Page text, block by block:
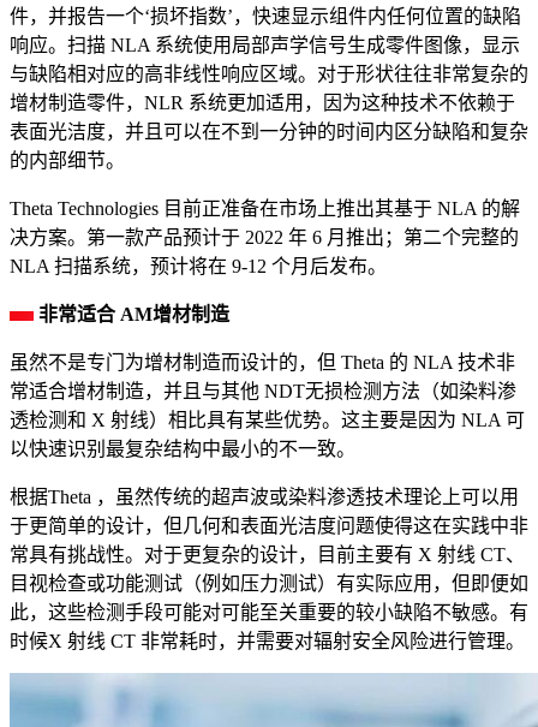
件，并报告一个‘损坏指数’，快速显示组件内任何位置的缺陷
响应。扫描 NLA 系统使用局部声学信号生成零件图像，显示
与缺陷相对应的高非线性响应区域。对于形状往往非常复杂的
增材制造零件，NLR 系统更加适用，因为这种技术不依赖于
表面光洁度，并且可以在不到一分钟的时间内区分缺陷和复杂
的内部细节。
Theta Technologies 目前正准备在市场上推出其基于 NLA 的解
决方案。第一款产品预计于 2022 年 6 月推出；第二个完整的
NLA 扫描系统，预计将在 9-12 个月后发布。
非常适合 AM增材制造
虽然不是专门为增材制造而设计的，但 Theta 的 NLA 技术非
常适合增材制造，并且与其他 NDT无损检测方法（如染料渗
透检测和 X 射线）相比具有某些优势。这主要是因为 NLA 可
以快速识别最复杂结构中最小的不一致。
根据Theta ，虽然传统的超声波或染料渗透技术理论上可以用
于更简单的设计，但几何和表面光洁度问题使得这在实践中非
常具有挑战性。对于更复杂的设计，目前主要有 X 射线 CT、
目视检查或功能测试（例如压力测试）有实际应用，但即便如
此，这些检测手段可能对可能至关重要的较小缺陷不敏感。有
时候X 射线 CT 非常耗时，并需要对辐射安全风险进行管理。